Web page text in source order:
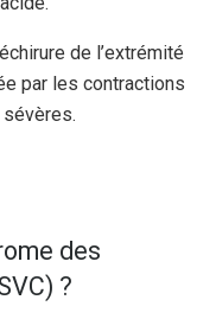
de l’extrémité
par les contractions
des
?